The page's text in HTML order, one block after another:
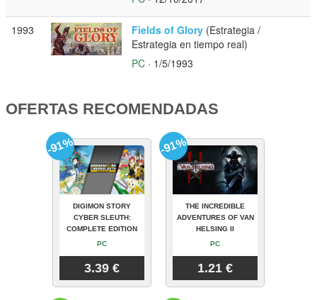
1993 Fields of Glory (Estrategia /
Estrategia en tiempo real)
PC · 1/5/1993
OFERTAS RECOMENDADAS
DIGIMON STORY
CYBER SLEUTH:
COMPLETE EDITION
PC
3.39 €
-91%
THE INCREDIBLE
ADVENTURES OF VAN
HELSING II
PC
1.21 €
-91%